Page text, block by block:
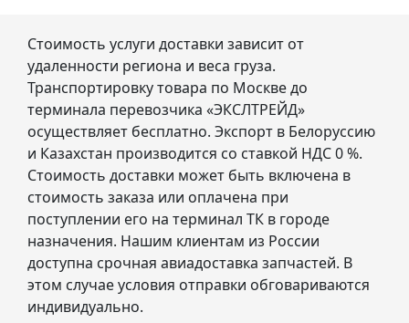
Стоимость услуги доставки зависит от
удаленности региона и веса груза.
Транспортировку товара по Москве до
терминала перевозчика «ЭКСЛТРЕЙД»
осуществляет бесплатно. Экспорт в Белоруссию
и Казахстан производится со ставкой НДС 0 %.
Стоимость доставки может быть включена в
стоимость заказа или оплачена при
поступлении его на терминал ТК в городе
назначения. Нашим клиентам из России
доступна срочная авиадоставка запчастей. В
этом случае условия отправки обговариваются
индивидуально.